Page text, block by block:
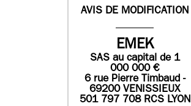
AVIS DE MODIFICATION
EMEK
SASau capital de 1
000 000€
6 rue Pierre Timbaud -
69200 VENISSIEUX
501 797 708 RCS LYON